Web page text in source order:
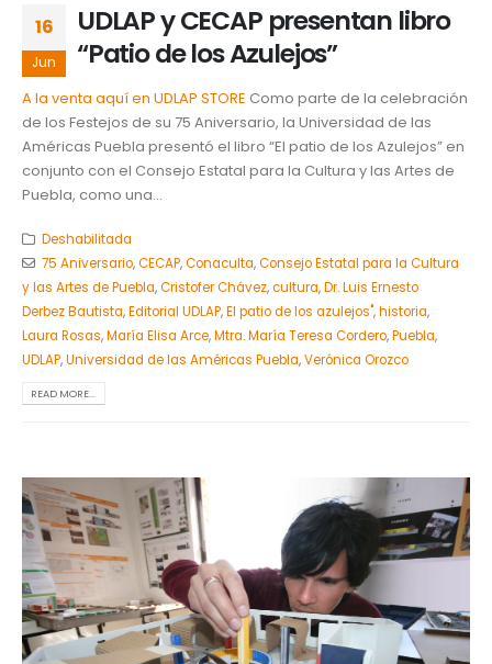
16
Jun
UDLAP y CECAP presentan libro
“Patio de los Azulejos”
A la venta aquí en UDLAP STORE Como parte de la celebración
de los Festejos de su 75 Aniversario, la Universidad de las
Américas Puebla presentó el libro “El patio de los Azulejos” en
conjunto con el Consejo Estatal para la Cultura y las Artes de
Puebla, como una...
Deshabilitada
75 Aniversario,CECAP,Conaculta,Consejo Estatal para la Cultura
y las Artes de Puebla,Cristofer Chávez,cultura,Dr. Luis Ernesto
Derbez Bautista,Editorial UDLAP,El patio de los azulejos",historia,
Laura Rosas,María Elisa Arce,Mtra. María Teresa Cordero,Puebla,
UDLAP,Universidad de las Américas Puebla,Verónica Orozco
READ MORE...